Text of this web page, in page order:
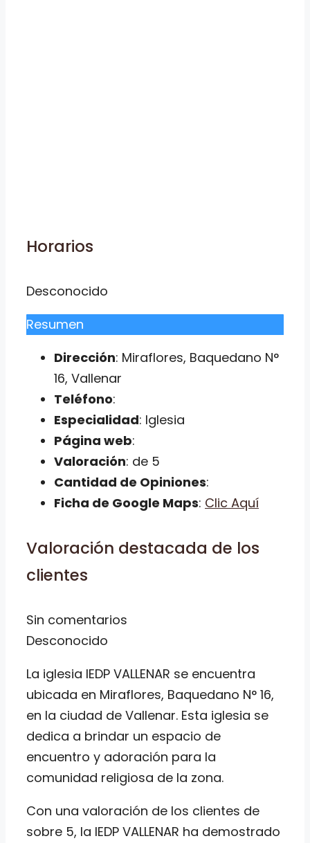
Horarios
Desconocido
Resumen
Dirección: Miraflores, Baquedano N°
16, Vallenar
Teléfono:
Especialidad: Iglesia
Página web:
Valoración: de 5
Cantidad de Opiniones:
Ficha de Google Maps: Clic Aquí
Valoración destacada de los
clientes
Sin comentarios
Desconocido
La iglesia IEDP VALLENAR se encuentra
ubicada en Miraflores, Baquedano N° 16,
en la ciudad de Vallenar. Esta iglesia se
dedica a brindar un espacio de
encuentro y adoración para la
comunidad religiosa de la zona.
Con una valoración de los clientes de
sobre 5, la IEDP VALLENAR ha demostrado